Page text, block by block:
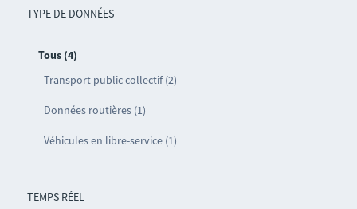
TYPE DE DONNÉES
Tous (4)
Transport public collectif (2)
Données routières (1)
Véhicules en libre-service (1)
TEMPS RÉEL